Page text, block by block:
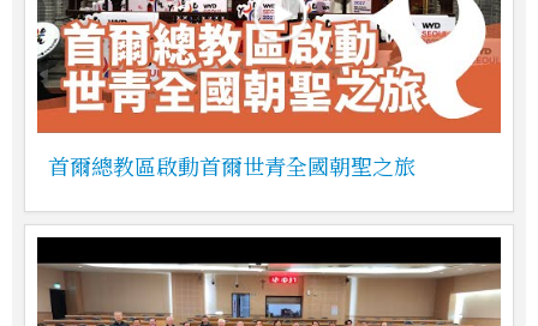
首爾總教區啟動首爾世青全國朝聖之旅